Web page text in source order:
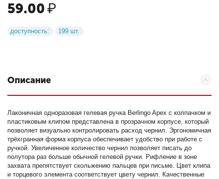
59.00₽
доступность: 199 шт.
Описание
Лаконичная одноразовая гелевая ручка Berlingo Apex с колпачком и
пластиковым клипом представлена в прозрачном корпусе, который
позволяет визуально контролировать расход чернил. Эргономичная
трёхгранная форма корпуса обеспечивает удобство при работе с
ручкой. Увеличенное количество чернил позволяет писать до
полутора раз больше обычной гелевой ручки. Рифление в зоне
захвата препятствует скольжению пальцев при письме. Цвет клипа
и торцевого элемента соответствует цвету чернил. Качественные